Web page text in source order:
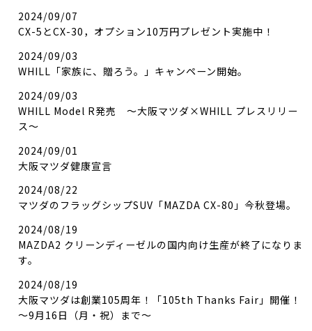
2024/09/07
CX-5とCX-30，オプション10万円プレゼント実施中！
2024/09/03
WHILL「家族に、贈ろう。」キャンペーン開始。
2024/09/03
WHILL Model R発売 ～大阪マツダ×WHILL プレスリリー
ス～
2024/09/01
大阪マツダ健康宣言
2024/08/22
マツダのフラッグシップSUV「MAZDA CX-80」今秋登場。
2024/08/19
MAZDA2 クリーンディーゼルの国内向け生産が終了になりま
す。
2024/08/19
大阪マツダは創業105周年！「105th Thanks Fair」開催！
～9月16日（月・祝）まで～